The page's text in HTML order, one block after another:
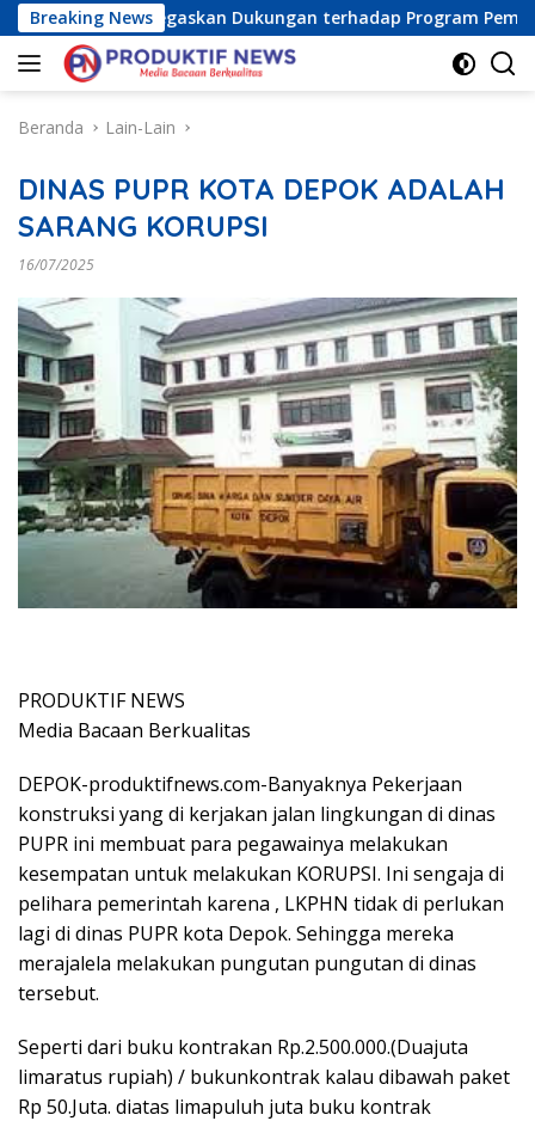
Langsung
ke
konten
Breaking News
Raya) Tegaskan Dukungan terhadap Program Pemerintah
Beranda Lain-Lain
DINAS PUPR KOTA DEPOK ADALAH
SARANG KORUPSI
16/07/2025
PRODUKTIF NEWS
Media Bacaan Berkualitas
DEPOK-produktifnews.com-Banyaknya Pekerjaan
konstruksi yang di kerjakan jalan lingkungan di dinas
PUPR ini membuat para pegawainya melakukan
kesempatan untuk melakukan KORUPSI. Ini sengaja di
pelihara pemerintah karena , LKPHN tidak di perlukan
lagi di dinas PUPR kota Depok. Sehingga mereka
merajalela melakukan pungutan pungutan di dinas
tersebut.
Seperti dari buku kontrakan Rp.2.500.000.(Duajuta
limaratus rupiah) / bukunkontrak kalau dibawah paket
Rp 50.Juta. diatas limapuluh juta buku kontrak